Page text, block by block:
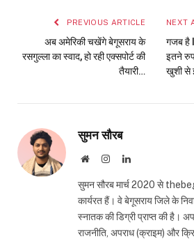
PREVIOUS ARTICLE
अब अमेरिकी चखेंगे बेगूसराय के
रसगुल्ला का स्वाद, हो रही एक्सपोर्ट की
तैयारी…
NEXT
गजब है
इतने
खुशी से
सुमन सौरब
WebsiteInstagramLinkedIn
सुमन सौरब मार्च 2020 से
कार्यरत हैं। वे बेगूसराय जिले के
स्नातक की डिग्री प्राप्त की है।
राजनीति, अपराध (क्राइम) और